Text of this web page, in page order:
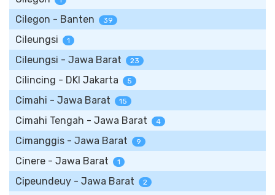
Cilegon - Banten 39
Cileungsi 1
Cileungsi - Jawa Barat 23
Cilincing - DKI Jakarta 5
Cimahi - Jawa Barat 15
Cimahi Tengah - Jawa Barat 4
Cimanggis - Jawa Barat 9
Cinere - Jawa Barat 1
Cipeundeuy - Jawa Barat 2